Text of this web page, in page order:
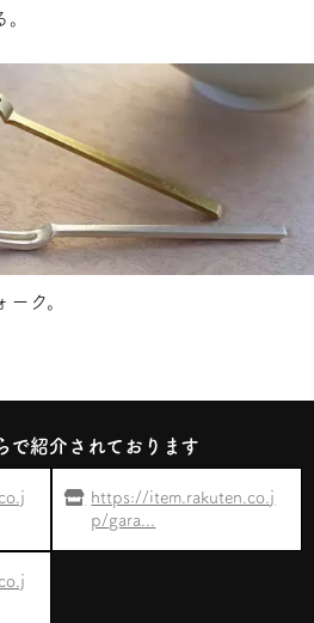
ク。
で紹介されております
https://item.rakuten.co.j
p/gara...